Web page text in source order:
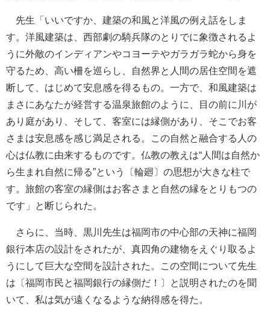
先生「いいですか、建築の和風と洋風の例え話をしま
す。洋風建築は、西部劇の騎兵隊のとりでに象徴されるよ
うに外敵のインディアンやコヨーテやガラガラ蛇から身を
守るため、高い柵を巡らし、自然界と人間の居住空間を遮
断して、はじめて安息感を得るもの。一方で、和風建築は
まさにあなたが経営する温泉旅館のように、目の前に川が
あり庭があり、そして、客室には縁側があり、そこでお客
さまは安息感を感じ満足される。この自然と融合する人の
心は仏教に由来するものです。仏教の教えは“人間は自然か
ら生まれ自然に帰る”という〔輪廻〕の思想が大きな柱で
す。旅館の客室の縁側はお客さまと自然の縁をとりもつの
です」と断じられた。
さらに、当時、黒川先生は福岡市の中心部の天神に福岡
銀行本店の設計をされたが、真四角の建物をえぐり取るよ
うにして巨大な空間を設計された。この空間について先生
は〔福岡市民と福岡銀行の縁側だ！〕と説明されたのを聞
いて、私は気が遠くなるような納得感を得た。